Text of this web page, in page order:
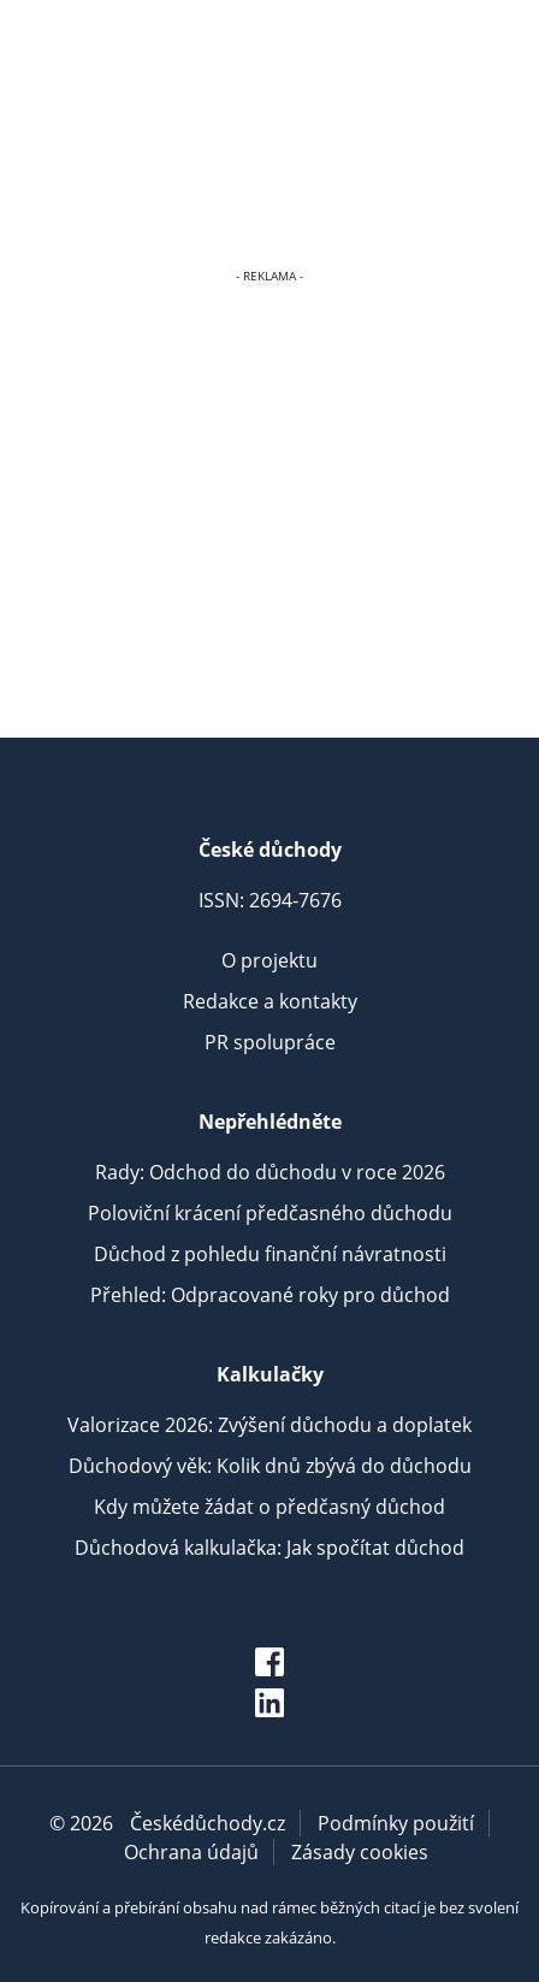
České důchody
ISSN: 2694-7676
O projektu
Redakce a kontakty
PR spolupráce
Nepřehlédněte
Rady: Odchod do důchodu v roce 2026
Poloviční krácení předčasného důchodu
Důchod z pohledu finanční návratnosti
Přehled: Odpracované roky pro důchod
Kalkulačky
Valorizace 2026: Zvýšení důchodu a doplatek
Důchodový věk: Kolik dnů zbývá do důchodu
Kdy můžete žádat o předčasný důchod
Důchodová kalkulačka: Jak spočítat důchod
© 2026 Českédůchody.cz
Podmínky použití
Ochrana údajů
Zásady cookies
Kopírování a přebírání obsahu nad rámec běžných citací je bez svolení
redakce zakázáno.